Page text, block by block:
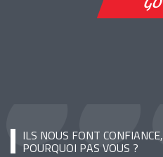
ILS NOUS FONT CONFIANCE,
POURQUOI PAS VOUS ?